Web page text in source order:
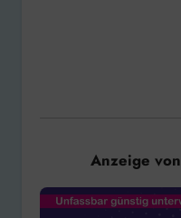
Anzeige